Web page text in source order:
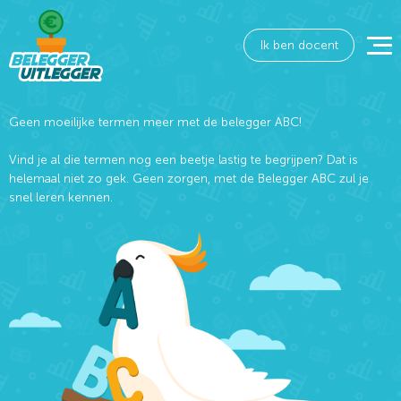
Ik ben docent
Geen moeilijke termen meer met de belegger ABC!
Vind je al die termen nog een beetje lastig te begrijpen? Dat is
helemaal niet zo gek. Geen zorgen, met de Belegger ABC zul je
snel leren kennen.
Wat wil je opzoeken?